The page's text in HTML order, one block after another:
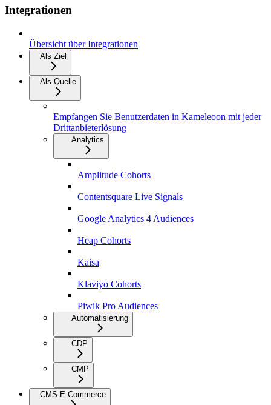
Integrationen
Übersicht über Integrationen
Als Ziel
Als Quelle
Empfangen Sie Benutzerdaten in Kameleoon mit jeder
Drittanbieterlösung
Analytics
Amplitude Cohorts
Contentsquare Live Signals
Google Analytics 4 Audiences
Heap Cohorts
Kaisa
Klaviyo Cohorts
Piwik Pro Audiences
Automatisierung
CDP
CMP
CMS E-Commerce